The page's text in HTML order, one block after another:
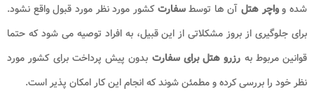
شده وواچر هتلآن ها توسطسفارتکشور مورد نظر مورد قبول واقع نشود.
برای جلوگیری از بروز مشکلاتی از این قبیل، به افراد توصیه می شود که حتما
قوانین مربوط به رزرو هتل برای سفارت بدون پیش پرداخت برای کشور مورد
نظر خود را بررسی کرده و مطمئن شوند که انجام این کار امکان پذیر است.